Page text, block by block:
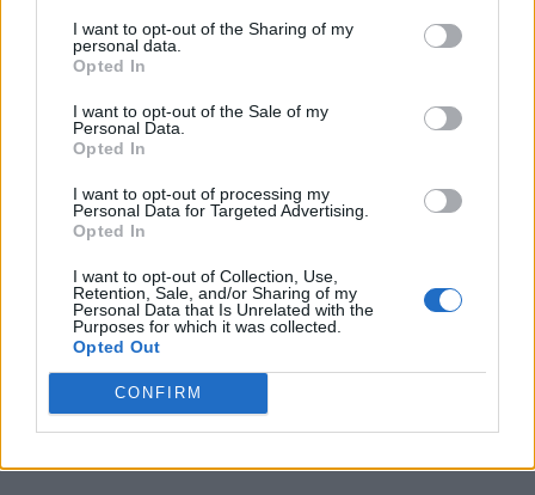
I want to opt-out of the Sharing of my
personal data.
Opted In
I want to opt-out of the Sale of my
Personal Data.
Opted In
I want to opt-out of processing my
Personal Data for Targeted Advertising.
Opted In
I want to opt-out of Collection, Use,
Retention, Sale, and/or Sharing of my
Personal Data that Is Unrelated with the
Purposes for which it was collected.
Opted Out
CONFIRM
pe lună, a fost demis doar din vorbe
Un criminolog analizează apelurile Alexandrei
la 112. „O fată de 15 ani, răpită, violată şi
bătută, e tratată cu o răceală dezarmantă”
ad